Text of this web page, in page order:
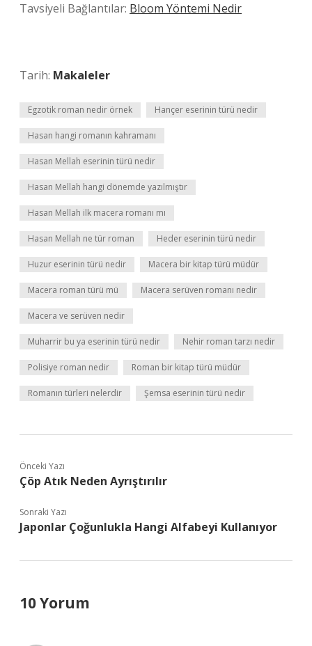
Tavsiyeli Bağlantılar: Bloom Yöntemi Nedir
Tarih: Makaleler
Egzotik roman nedir örnek Hançer eserinin türü nedir
Hasan hangi romanın kahramanı
Hasan Mellah eserinin türü nedir
Hasan Mellah hangi dönemde yazılmıştır
Hasan Mellah ilk macera romanı mı
Hasan Mellah ne tür roman Heder eserinin türü nedir
Huzur eserinin türü nedir Macera bir kitap türü müdür
Macera roman türü mü Macera serüven romanı nedir
Macera ve serüven nedir
Muharrir bu ya eserinin türü nedir Nehir roman tarzı nedir
Polisiye roman nedir Roman bir kitap türü müdür
Romanın türleri nelerdir Şemsa eserinin türü nedir
Önceki Yazı
Çöp Atık Neden Ayrıştırılır
Sonraki Yazı
Japonlar Çoğunlukla Hangi Alfabeyi Kullanıyor
10 Yorum